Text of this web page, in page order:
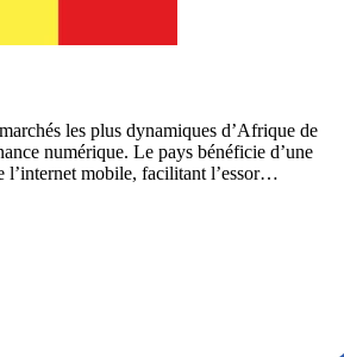
les plus dynamiques d’Afrique de
numérique. Le pays bénéficie d’une
l’internet mobile, facilitant l’essor…